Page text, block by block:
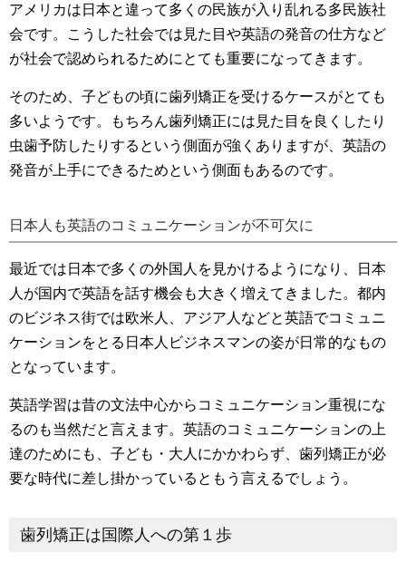
アメリカは日本と違って多くの民族が入り乱れる多民族社
会です。こうした社会では見た目や英語の発音の仕方など
が社会で認められるためにとても重要になってきます。
そのため、子どもの頃に歯列矯正を受けるケースがとても
多いようです。もちろん歯列矯正には見た目を良くしたり
虫歯予防したりするという側面が強くありますが、英語の
発音が上手にできるためという側面もあるのです。
日本人も英語のコミュニケーションが不可欠に
最近では日本で多くの外国人を見かけるようになり、日本
人が国内で英語を話す機会も大きく増えてきました。都内
のビジネス街では欧米人、アジア人などと英語でコミュニ
ケーションをとる日本人ビジネスマンの姿が日常的なもの
となっています。
英語学習は昔の文法中心からコミュニケーション重視にな
るのも当然だと言えます。英語のコミュニケーションの上
達のためにも、子ども・大人にかかわらず、歯列矯正が必
要な時代に差し掛かっているともう言えるでしょう。
歯列矯正は国際人への第１歩